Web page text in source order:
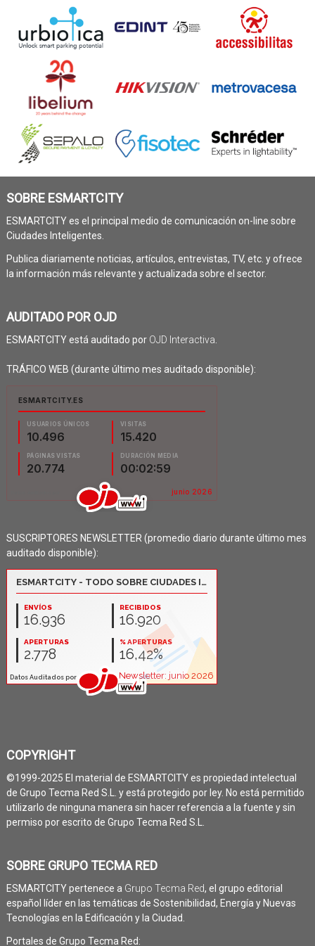
SOBRE ESMARTCITY
ESMARTCITY es el principal medio de comunicación on-line sobre
Ciudades Inteligentes.
Publica diariamente noticias, artículos, entrevistas, TV, etc. y ofrece
la información más relevante y actualizada sobre el sector.
AUDITADO POR OJD
ESMARTCITY está auditado por OJD Interactiva
TRÁFICO WEB (durante último mes auditado disponible):
SUSCRIPTORES NEWSLETTER (promedio diario durante último mes
auditado disponible):
COPYRIGHT
©1999-2025 El material de ESMARTCITY es propiedad intelectual
de Grupo Tecma Red S.L. y está protegido por ley. No está permitido
utilizarlo de ninguna manera sin hacer referencia a la fuente y sin
permiso por escrito de Grupo Tecma Red S.L.
SOBRE GRUPO TECMA RED
ESMARTCITY pertenece a Grupo Tecma Red, el grupo editorial
español líder en las temáticas de Sostenibilidad, Energía y Nuevas
Tecnologías en la Edificación y la Ciudad.
Portales de Grupo Tecma Red: